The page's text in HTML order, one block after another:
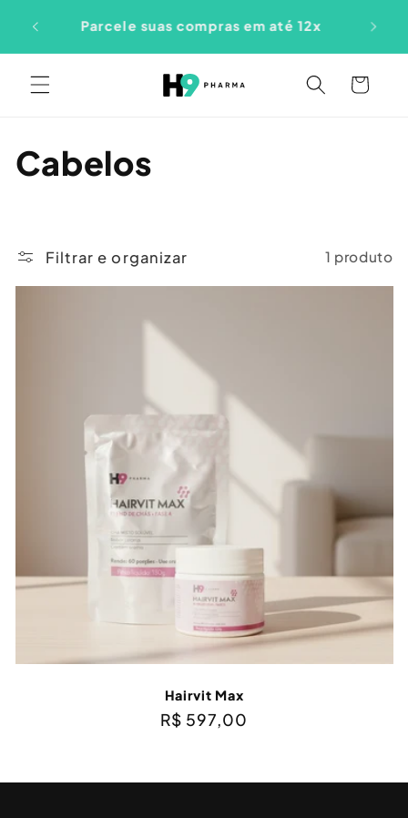
para o
– Parcele suas compras em até 12x
Carrinho
C
l
e
Cabelos
Filtrar e organizar 1 produto
Hairvit Max
Preço
R$ 597,00